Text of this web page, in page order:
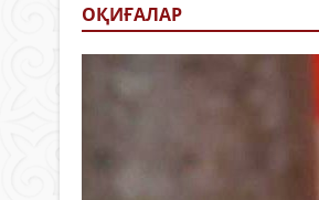
ОҚИҒАЛАР